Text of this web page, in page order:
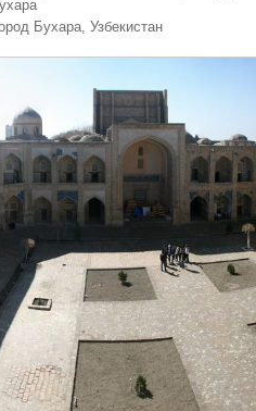
Бухара, Узбекистан